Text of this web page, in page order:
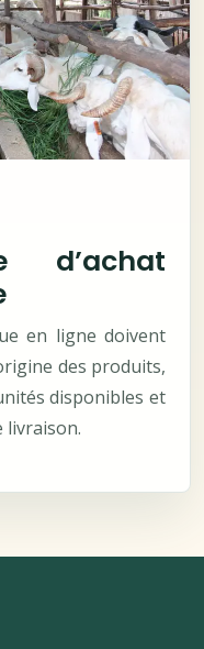
d’achat
en ligne doivent
des produits,
disponibles et
livraison.